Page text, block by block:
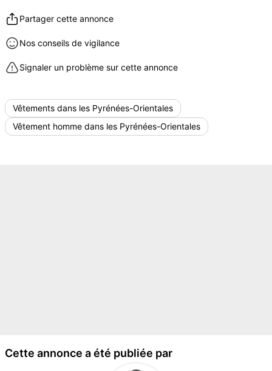
Partager cette annonce
Nos conseils de vigilance
Signaler un problème sur cette annonce
Vêtements dans les Pyrénées-Orientales
Vêtement homme dans les Pyrénées-Orientales
Cette annonce a été publiée par